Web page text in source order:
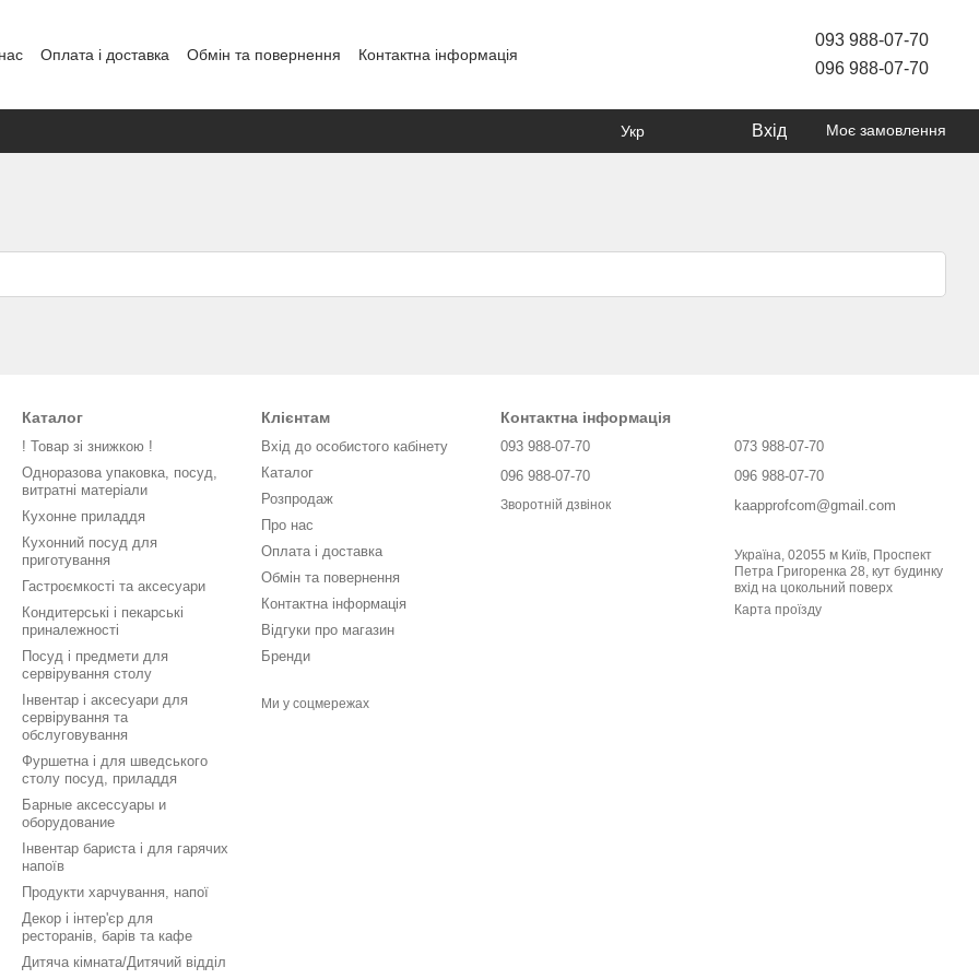
Оплата і доставка Обмін та повернення
Контактна інформація
093 988-07-70
096 988-07-70
Укр Вхід Моє замовлення
Каталог
! Товар зі знижкою !
Одноразова упаковка, посуд,
витратні матеріали
Кухонне приладдя
Кухонний посуд для
приготування
Гастроємкості та аксесуари
Кондитерські і пекарські
приналежності
Посуд і предмети для
сервірування столу
Інвентар і аксесуари для
сервірування та
обслуговування
Фуршетна і для шведського
столу посуд, приладдя
Барные аксессуары и
оборудование
Інвентар бариста і для гарячих
напоїв
Продукти харчування, напої
Декор і інтер'єр для
ресторанів, барів та кафе
Дитяча кімната/Дитячий відділ
Клієнтам
Вхід до особистого кабінету
Каталог
Розпродаж
Про нас
Оплата і доставка
Обмін та повернення
Контактна інформація
Відгуки про магазин
Бренди
Ми у соцмережах
Контактна інформація
093 988-07-70
096 988-07-70
Зворотній дзвінок
073 988-07-70
096 988-07-70
kaapprofcom@gmail.com
Україна, 02055 м Київ, Проспект
Петра Григоренка 28, кут будинку
вхід на цокольний поверх
Карта проїзду